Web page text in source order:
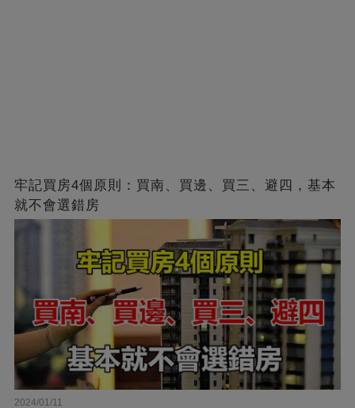
牢記買房4個原則：買南、買邊、買三、避四，基本
就不會選錯房
2024/01/11